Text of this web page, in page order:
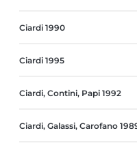
Ciardi 1990
Ciardi 1995
Ciardi, Contini, Papi 1992
Ciardi, Galassi, Carofano